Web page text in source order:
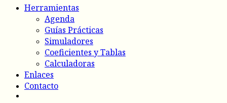
Herramientas
Agenda
Guías Prácticas
Simuladores
Coeficientes y Tablas
Calculadoras
Enlaces
Contacto